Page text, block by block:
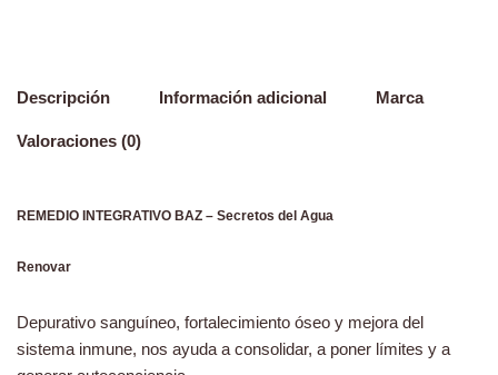
Descripción Información adicional Marca
Valoraciones (0)
REMEDIO INTEGRATIVO BAZ – Secretos del Agua
Renovar
Depurativo sanguíneo, fortalecimiento óseo y mejora del
sistema inmune, nos ayuda a consolidar, a poner límites y a